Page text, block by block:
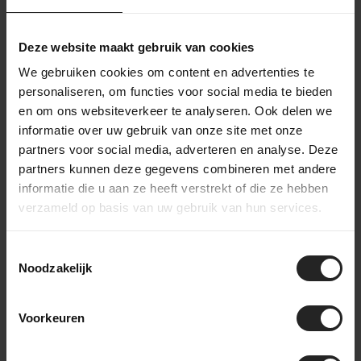
Deze website maakt gebruik van cookies
We gebruiken cookies om content en advertenties te
personaliseren, om functies voor social media te bieden
en om ons websiteverkeer te analyseren. Ook delen we
informatie over uw gebruik van onze site met onze
partners voor social media, adverteren en analyse. Deze
partners kunnen deze gegevens combineren met andere
informatie die u aan ze heeft verstrekt of die ze hebben
verzameld op basis van uw gebruik van hun services.
Noodzakelijk
Voorkeuren
Dann halten wir dich über den gesamten
Aufbauprozess auf dem Laufenden – von der
Rahmenselektion bis zur Endmontage – damit du
genau weißt, wann dein einzigartiges Fahrrad fertig
ist.
Der Lieferprozess
benötigten Teile und bereitet sie für die Werkstatt vor. In der
Werkstatt wird das Fahrrad komplett montiert und gründlich